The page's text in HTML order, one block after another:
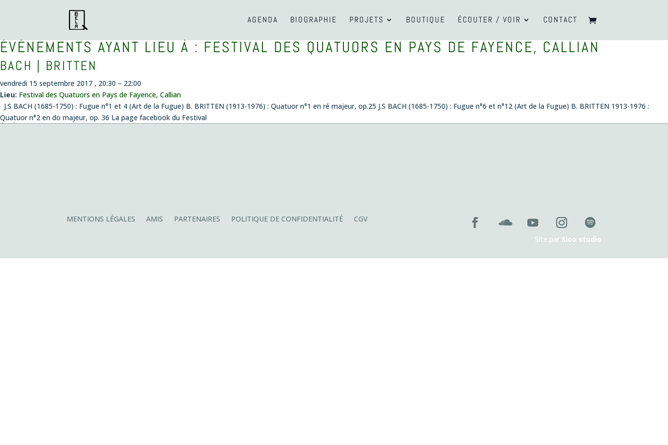
AGENDA BIOGRAPHIE PROJETS BOUTIQUE ÉCOUTER / VOIR CONTACT
ÉVÉNEMENTS AYANT LIEU À : FESTIVAL DES QUATUORS EN PAYS DE FAYENCE, CALLIAN
BACH | BRITTEN
vendredi 15 septembre 2017 , 20:30 – 22:00
Lieu: Festival des Quatuors en Pays de Fayence, Callian
J.S BACH (1685-1750) : Fugue n°1 et 4 (Art de la Fugue) B. BRITTEN (1913-1976) : Quatuor n°1 en ré majeur, op.25 J.S BACH (1685-1750) : Fugue n°6 et n°12 (Art de la Fugue) B. BRITTEN 1913-1976 :
Quatuor n°2 en do majeur, op. 36 La page facebook du Festival
ÉVÉNEMENTS
MENTIONS LÉGALES
AMIS PARTENAIRES POLITIQUE DE CONFIDENTIALITÉ CGV
Site par Sioo studio